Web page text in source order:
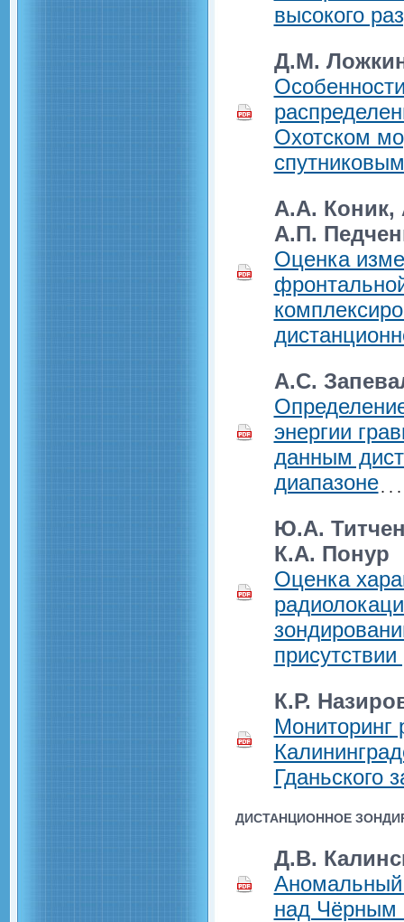
высокого
Д.М.
Охотском
А.А. Коник,
А.П.
Оценка
А.С.
энергии
данным
диапазоне
Ю.А.
К.А. Понур
Оценка
К.Р.
Мониторинг
Гданьского
ДИСТАНЦИОННОЕ
Д.В.
Аномальный
над Чёрным